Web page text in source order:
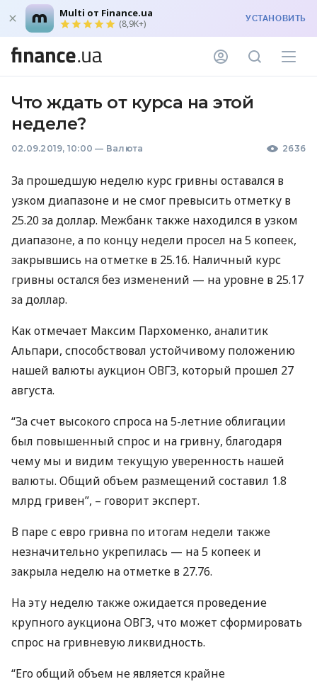
Multi от Finance.ua
(8,9K+) УСТАНОВИТЬ
Что ждать от курса на этой
неделе?
02.09.2019, 10:00 — Валюта 2636
За прошедшую неделю курс гривны оставался в
узком диапазоне и не смог превысить отметку в
25.20 за доллар. Межбанк также находился в узком
диапазоне, а по концу недели просел на 5 копеек,
закрывшись на отметке в 25.16. Наличный курс
гривны остался без изменений — на уровне в 25.17
за доллар.
Как отмечает Максим Пархоменко, аналитик
Альпари, способствовал устойчивому положению
нашей валюты аукцион ОВГЗ, который прошел 27
августа.
“За счет высокого спроса на 5-летние облигации
был повышенный спрос и на гривну, благодаря
чему мы и видим текущую уверенность нашей
валюты. Общий объем размещений составил 1.8
млрд гривен”, – говорит эксперт.
В паре с евро гривна по итогам недели также
незначительно укрепилась — на 5 копеек и
закрыла неделю на отметке в 27.76.
На эту неделю также ожидается проведение
крупного аукционаОВГЗ, что может сформировать
спрос на гривневую ликвидность.
“Его общий объем не является крайне